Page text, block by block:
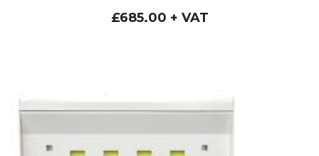
£685.00 + VAT